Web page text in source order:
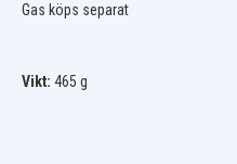
Gas köps separat
Vikt: 465 g